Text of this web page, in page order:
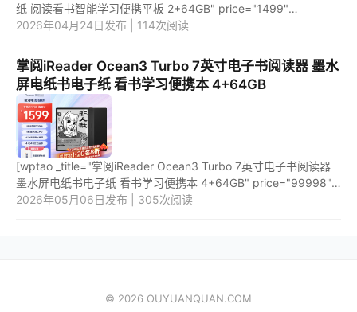
纸 阅读看书智能学习便携平板 2+64GB" price="1499"
url="https://item.jd.com/100064977336.html"
2026年04月24日发布 | 114次阅读
掌阅iReader Ocean3 Turbo 7英寸电子书阅读器 墨水
屏电纸书电子纸 看书学习便携本 4+64GB
[wptao _title="掌阅iReader Ocean3 Turbo 7英寸电子书阅读器
墨水屏电纸书电子纸 看书学习便携本 4+64GB" price="99998"
url="https://item.jd.com/100069939375.html"
2026年05月06日发布 | 305次阅读
© 2026 OUYUANQUAN.COM